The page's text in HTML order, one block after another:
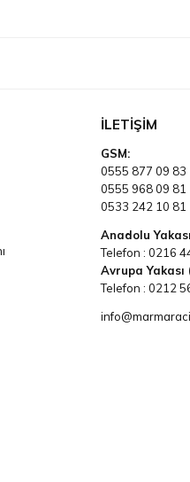
İLETIŞIM
GSM:
0555 877 09 83
0555 968 09 81
0533 242 10 81
Anadolu
Telefon : 0216
Avrupa Yakası
Telefon : 0212